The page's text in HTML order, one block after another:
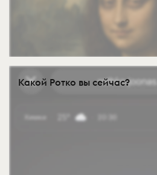
Какой Ротко вы сейчас?